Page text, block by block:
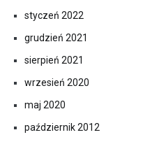
styczeń 2022
grudzień 2021
sierpień 2021
wrzesień 2020
maj 2020
październik 2012